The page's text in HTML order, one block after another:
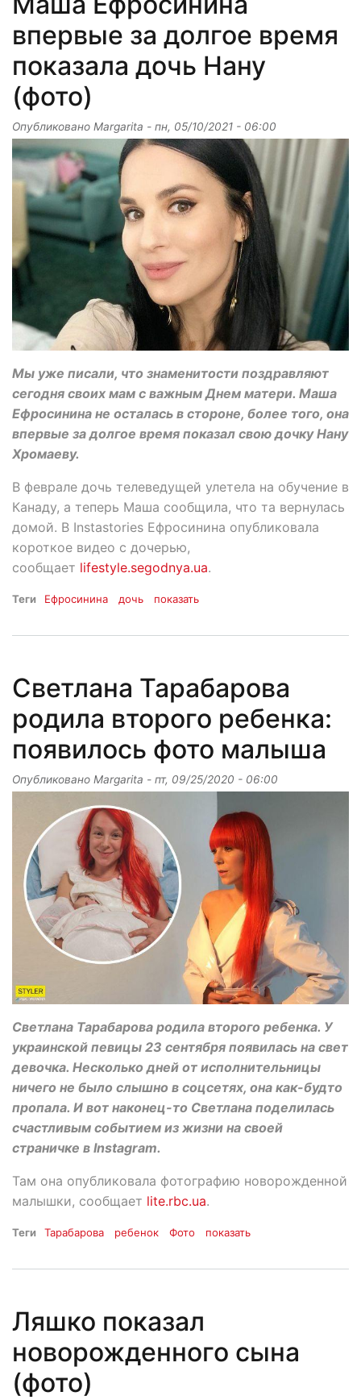
впервые за долгое время
показала дочь Нану
(фото)
Опубликовано Margarita - пн, 05/10/2021 - 06:00
Мы уже писали, что знаменитости поздравляют
сегодня своих мам с важным Днем матери. Маша
Ефросинина не осталась в стороне, более того, она
впервые за долгое время показал свою дочку Нану
Хромаеву.
В феврале дочь телеведущей улетела на обучение в
Канаду, а теперь Маша сообщила, что та вернулась
домой. В Instastories Ефросинина опубликовала
короткое видео с дочерью,
сообщает lifestyle.segodnya.ua.
Теги Ефросинина дочь показать
Светлана Тарабарова
родила второго ребенка:
появилось фото малыша
Опубликовано Margarita - пт, 09/25/2020 - 06:00
Светлана Тарабарова родила второго ребенка. У
украинской певицы 23 сентября появилась на свет
девочка. Несколько дней от исполнительницы
ничего не было слышно в соцсетях, она как-будто
пропала. И вот наконец-то Светлана поделилась
счастливым событием из жизни на своей
страничке в Instagram.
Там она опубликовала фотографию новорожденной
малышки, сообщает lite.rbc.ua.
Теги Тарабарова ребенок Фото показать
Ляшко показал
новорожденного сына
(фото)